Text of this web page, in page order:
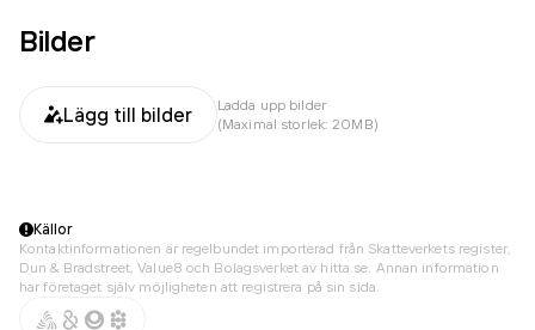
Bilder
Lägg till bilder
Ladda upp bilder
(Maximal storlek: 20MB)
Källor
Kontaktinformationen är regelbundet importerad från Skatteverkets register,
Dun & Bradstreet, Value8 och Bolagsverket av hitta.se. Annan information
har företaget själv möjligheten att registrera på sin sida.